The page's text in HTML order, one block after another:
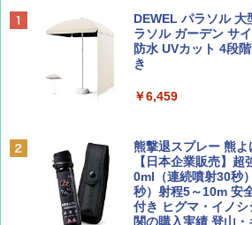
BE-PAL(ビ-パル)
SOTO ミニマル"旅"
￥1,500
誌] (ＤＩＳＮＥＹ
￥713
地球の歩き方 スタ
￥2,695
球の歩き方A ヨーロ
￥2,479
[キャンパーズコレク
プテント 傘みたい
ッとサンシェード
ッシュ 簡単設置 ワ
PYKES PEAK (パ
ト プライバシー テ
人用 折りたたみ 防
ーチ ピクニック ポ
易 トイレテント (グ
DEWEL パラソル 大
ラソル ガーデン サ
防水 UVカット 4段
き
￥6,459
熊撃退スプレー 熊
【日本企業販売】
0ml（連続噴射30秒
秒）射程5～10m 安
付き ヒグマ・イノ
関の購入実績 登山